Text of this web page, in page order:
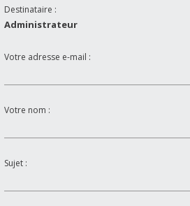
Destinataire :
Administrateur
Votre adresse e-mail :
Votre nom :
Sujet :